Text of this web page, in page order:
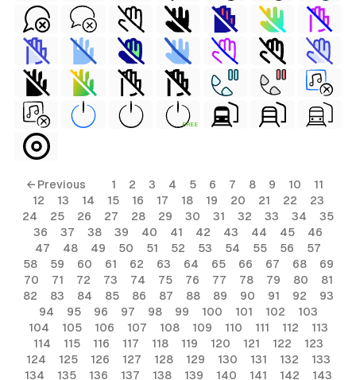
FREE
← Previous 1 2 3 4 5 6 7 8 9 10
11
12
13 14 15 16 17 18 19 20 21 22
23
24
25 26 27 28 29 30 31 32 33 34
35
36
37 38 39 40 41 42 43 44 45
46
47
48 49 50 51 52 53 54 55 56
57
58
59 60 61 62 63 64 65 66 67 68
69
70
71 72 73 74 75 76 77 78 79 80
81
82
83 84 85 86 87 88 89 90 91 92
93
94
95 96 97 98 99 100 101 102
103
104
105 106 107 108 109 110 111 112
113
114
115 116 117 118 119 120 121 122
123
124
125 126 127 128 129 130 131 132
133
134
135 136 137 138 139 140 141 142 143